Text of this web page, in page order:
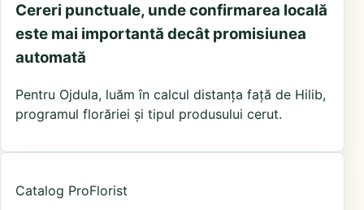
Cereri punctuale, unde confirmarea locală
este mai importantă decât promisiunea
automată
Pentru Ojdula, luăm în calcul distanța față de Hilib,
programul florăriei și tipul produsului cerut.
Catalog ProFlorist